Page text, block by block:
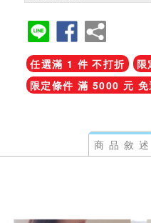
任選滿 1 件 不打折
限
限定條件 滿 5000 元 免
商品敘述